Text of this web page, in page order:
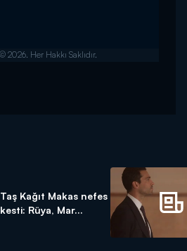
Taş Kağıt Makas nefes
kesti: Rüya, Mar...